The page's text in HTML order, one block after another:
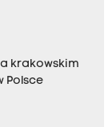
krakowskim
Polsce